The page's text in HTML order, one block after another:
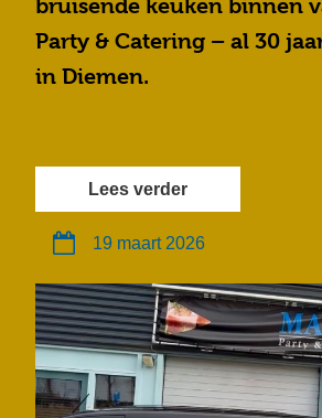
bruisende keuken binnen
Party & Catering – al 30
in Diemen.
Lees verder
19 maart 2026